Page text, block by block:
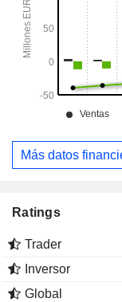
Más datos
Ratings
Trader
Inversor
Global